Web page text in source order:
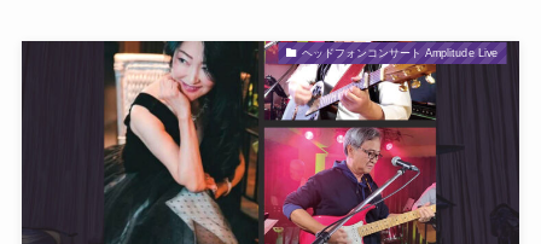
ヘッドフォンコンサート Amplitude Live